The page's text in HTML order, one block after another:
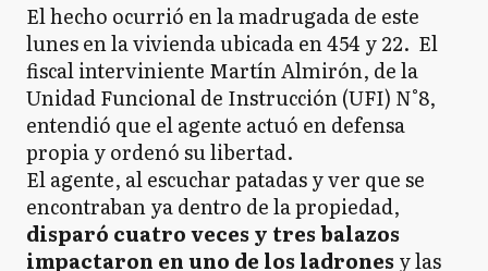
El hecho ocurrió en la madrugada de este
lunes en la vivienda ubicada en 454 y 22. El
fiscal interviniente Martín Almirón, de la
Unidad Funcional de Instrucción (UFI) N°8,
entendió que el agente actuó en defensa
propia y ordenó su libertad.
El agente, al escuchar patadas y ver que se
encontraban ya dentro de la propiedad,
disparó cuatro veces y tres balazos
impactaron en uno de los ladrones y las